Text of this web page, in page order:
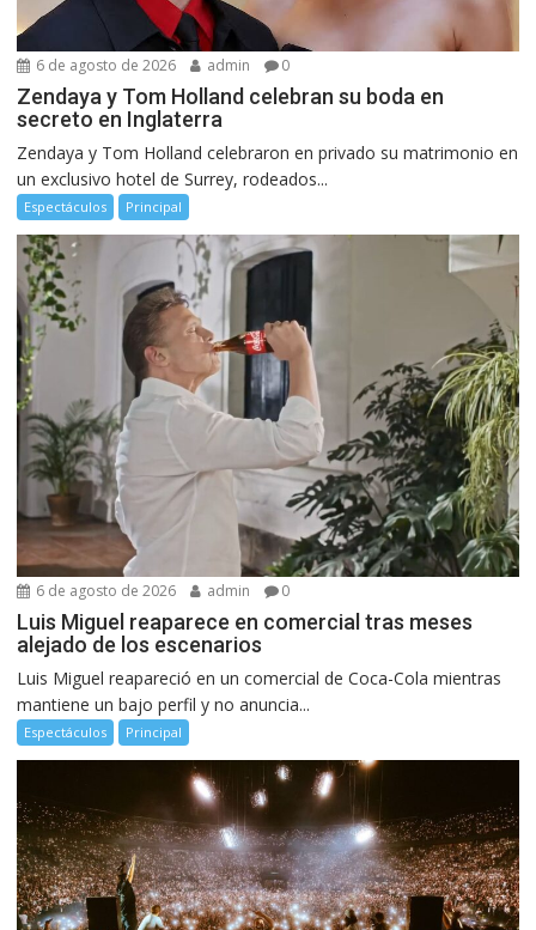
6 de agosto de 2026 admin 0
Zendaya y Tom Holland celebran su boda en
secreto en Inglaterra
Zendaya y Tom Holland celebraron en privado su matrimonio en
un exclusivo hotel de Surrey, rodeados...
Espectáculos Principal
6 de agosto de 2026 admin 0
Luis Miguel reaparece en comercial tras meses
alejado de los escenarios
Luis Miguel reapareció en un comercial de Coca-Cola mientras
mantiene un bajo perfil y no anuncia...
Espectáculos Principal